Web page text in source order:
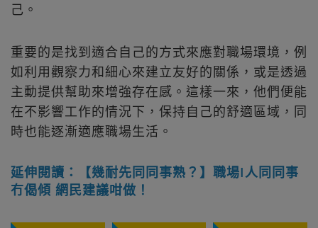
己。
重要的是找到適合自己的方式來應對職場環境，例
如利用觀察力和細心來建立友好的關係，或是透過
主動提供幫助來增強存在感。這樣一來，他們便能
在不影響工作的情況下，保持自己的舒適區域，同
時也能逐漸適應職場生活。
延伸閱讀：【幾耐先同同事熟？】職場I人同同事
冇偈傾 網民建議咁做！